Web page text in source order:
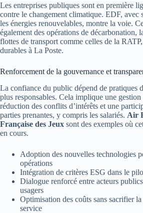
Les entreprises publiques sont en première
contre le changement climatique. EDF, avec
les énergies renouvelables, montre la voie.
également des opérations de décarbonation,
flottes de transport comme celles de la
durables à La Poste.
Renforcement de la gouvernance et
La confiance du public dépend de pratiques
plus responsables. Cela implique une
réduction des conflits d’intérêts et une
parties prenantes, y compris les salariés. Air
Française des Jeux sont des exemples où
en cours.
Adoption des nouvelles technologies
opérations
Intégration de critères ESG dans le
Dialogue renforcé entre acteurs
usagers
Optimisation des coûts sans sacrifier
service